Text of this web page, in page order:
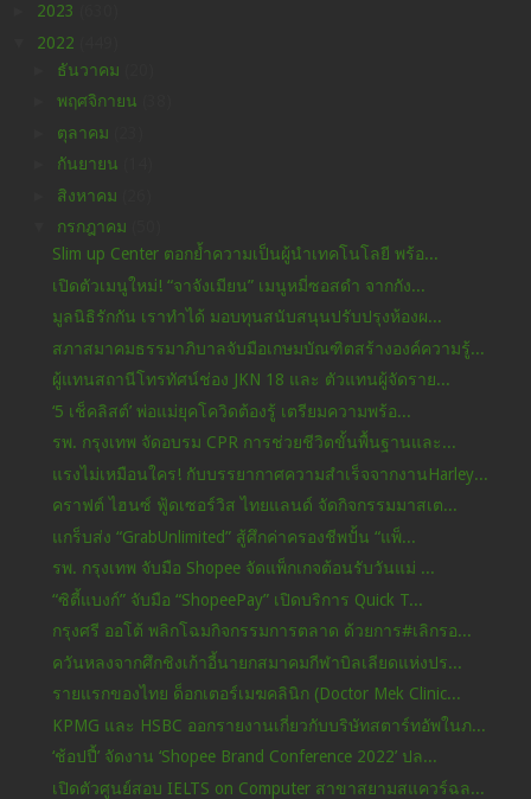
2023
2022
ธันวาคม
พฤศจิกายน
ตุลาคม
กันยายน
สิงหาคม
กรกฎาคม
Slim up Center ตอกย้ำความเป็นผู้นำเทคโนโลยี พร้อ...
เปิดตัวเมนูใหม่! “จาจังเมียน” เมนูหมี่ซอสดำ จากกัง...
มูลนิธิรักกัน เราทำได้ มอบทุนสนับสนุนปรับปรุงห้องผ...
สภาสมาคมธรรมาภิบาลจับมือเกษมบัณฑิตสร้างองค์ความรู้...
ผู้แทนสถานีโทรทัศน์ช่อง JKN 18 และ ตัวแทนผู้จัดราย...
‘5 เช็คลิสต์’ พ่อแม่ยุคโควิดต้องรู้ เตรียมความพร้อ...
รพ. กรุงเทพ จัดอบรม CPR การช่วยชีวิตขั้นพื้นฐานและ...
แรงไม่เหมือนใคร! กับบรรยากาศความสำเร็จจากงานHarley...
คราฟต์ ไฮนซ์ ฟู้ดเซอร์วิส ไทยแลนด์ จัดกิจกรรมมาสเต...
แกร็บส่ง “GrabUnlimited” สู้ศึกค่าครองชีพปั้น “แพ็...
รพ. กรุงเทพ จับมือ Shopee จัดแพ็กเกจต้อนรับวันแม่ ...
“ซิตี้แบงก์” จับมือ “ShopeePay” เปิดบริการ Quick T...
กรุงศรี ออโต้ พลิกโฉมกิจกรรมการตลาด ด้วยการ#เลิกรอ...
ควันหลงจากศึกชิงเก้าอี้นายกสมาคมกีฬาบิลเลียดแห่งปร...
รายแรกของไทย ด็อกเตอร์เมฆคลินิก (Doctor Mek Clinic...
KPMG และ HSBC ออกรายงานเกี่ยวกับบริษัทสตาร์ทอัพในภ...
‘ช้อปปี้’ จัดงาน ‘Shopee Brand Conference 2022’ ปล...
เปิดตัวศูนย์สอบ IELTS on Computer สาขาสยามสแควร์ฉล...